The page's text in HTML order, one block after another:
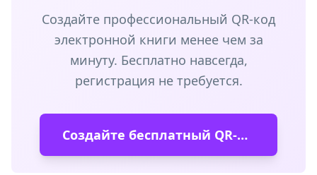
Создайте профессиональный QR-код
электронной книги менее чем за
минуту. Бесплатно навсегда,
регистрация не требуется.
Создайте бесплатный QR-код электронной книги